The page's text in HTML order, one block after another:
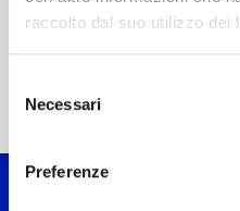
raccolto dal suo utilizzo dei
delNecessari
Preferenze